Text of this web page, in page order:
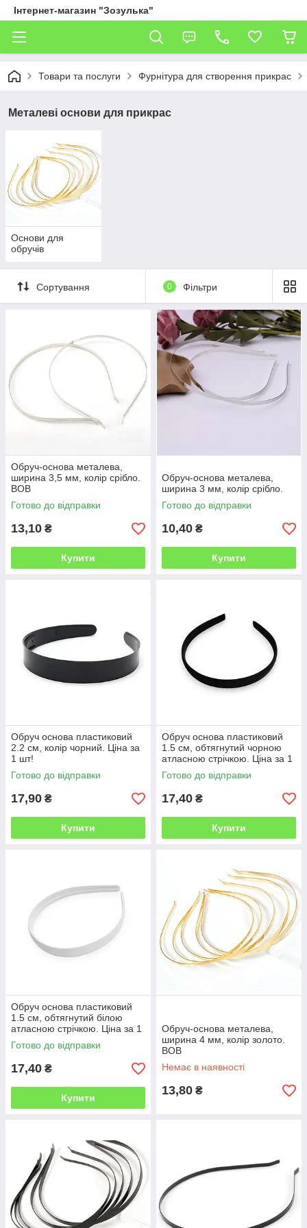
Інтернет-магазин "Зозулька"
Товари та послуги Фурнітура для створення прикрас
Металеві основи для прикрас
Основи для
обручів
Сортування 0 Фільтри
Обруч-основа металева,
ширина 3,5 мм, колір срібло.
ВОВ
Готово до відправки
13,10 ₴
Купити
Обруч-основа металева,
ширина 3 мм, колір срібло.
Готово до відправки
10,40 ₴
Купити
Обруч основа пластиковий
2.2 см, колір чорний. Ціна за
1 шт!
Готово до відправки
17,90 ₴
Купити
Обруч основа пластиковий
1.5 см, обтягнутий чорною
атласною стрічкою. Ціна за 1
шт!
Готово до відправки
17,40 ₴
Купити
Обруч основа пластиковий
1.5 см, обтягнутий білою
атласною стрічкою. Ціна за 1
шт!
Готово до відправки
17,40 ₴
Купити
Обруч-основа металева,
ширина 4 мм, колір золото.
ВОВ
Немає в наявності
13,80 ₴